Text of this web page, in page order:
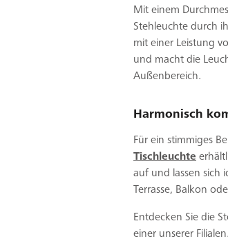
Mit einem
Stehleuchte durch
mit einer Leistung
und macht die
Außenbereich.
Harmonisch
Für ein stimmiges
Tischleuchte
auf und lassen sich
Terrasse, Balkon
Entdecken Sie die
einer unserer